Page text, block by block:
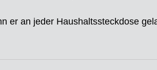
er an jeder Haushaltssteckdose